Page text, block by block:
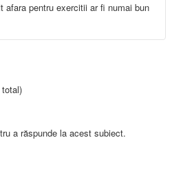
afara pentru exercitii ar fi numai bun
a răspunde la acest subiect.